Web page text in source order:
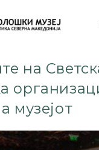
на
музејот